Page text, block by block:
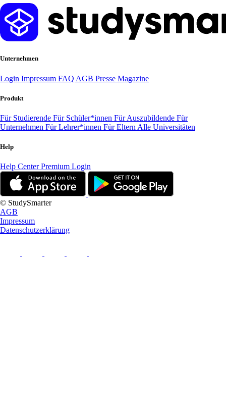
Unternehmen
Login Impressum FAQ AGB Presse Magazine
Produkt
Für Studierende Für Schüler*innen Für Auszubildende Für
Unternehmen Für Lehrer*innen Für Eltern Alle Universitäten
Help
Help CenterPremium Login
© StudySmarter
AGB
Impressum
Datenschutzerklärung